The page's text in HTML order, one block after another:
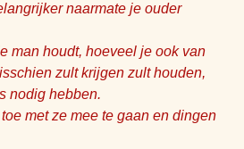
naarmate je ouder
man houdt, hoeveel je ook van
zult krijgen zult houden,
nodig hebben.
met ze mee te gaan en dingen